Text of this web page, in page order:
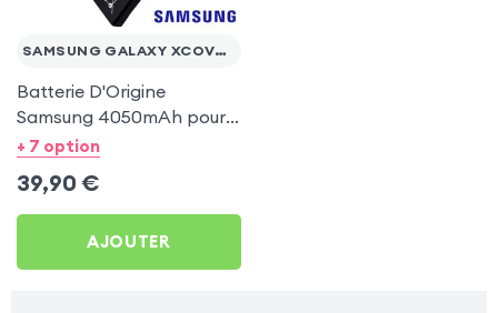
SAMSUNG GALAXY XCOVER 6 PRO
Batterie D'Origine
Samsung 4050mAh pour
Samsung Galaxy Xcover 6
+ 7 option
39,90 €
AJOUTER